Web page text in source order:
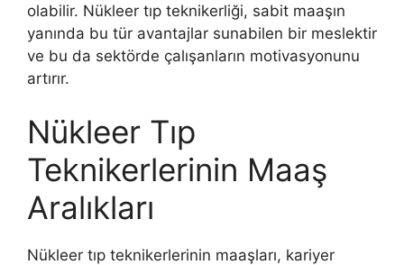
olabilir. Nükleer tıp teknikerliği, sabit maaşın
yanında bu tür avantajlar sunabilen bir meslektir
ve bu da sektörde çalışanların motivasyonunu
artırır.
Nükleer Tıp
Teknikerlerinin Maaş
Aralıkları
Nükleer tıp teknikerlerinin maaşları, kariyer